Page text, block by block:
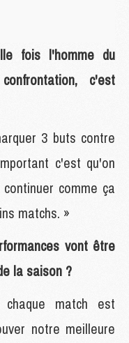
fois l'homme du
c'est
3 buts contre
c'est qu'on
comme ça
matchs. »
vont être
la saison ?
match est
notre meilleure